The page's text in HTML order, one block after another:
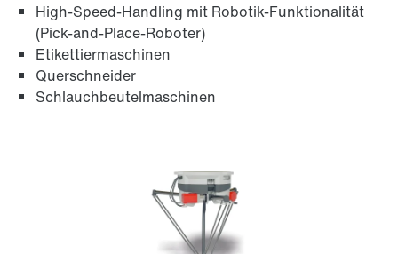
Softwaremodule MOVIKIT®
High-Speed-Handling mit Robotik-Funktionalität
(Pick-and-Place-Roboter)
Etikettiermaschinen
Querschneider
Schlauchbeutelmaschinen